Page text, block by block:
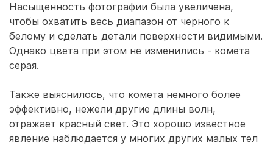
Насыщенность фотографии была увеличена,
чтобы охватить весь диапазон от черного к
белому и сделать детали поверхности видимыми.
Однако цвета при этом не изменились - комета
серая.
Также выяснилось, что комета немного более
эффективно, нежели другие длины волн,
отражает красный свет. Это хорошо известное
явление наблюдается у многих других малых тел